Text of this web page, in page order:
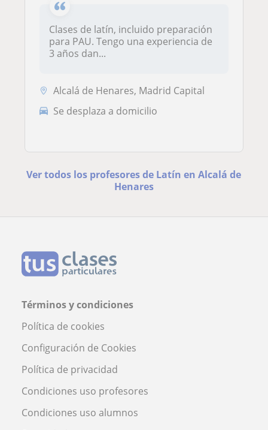
Clases de latín, incluido preparación
para PAU. Tengo una experiencia de
3 años dan...
Alcalá de Henares, Madrid Capital
Se desplaza a domicilio
Ver todos los profesores de Latín en Alcalá de
Henares
Términos y condiciones
Política de cookies
Configuración de Cookies
Política de privacidad
Condiciones uso profesores
Condiciones uso alumnos